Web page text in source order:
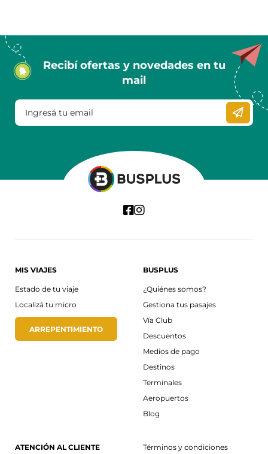
Recibí ofertas y novedades en tu
mail
MIS VIAJES
Estado de tu viaje
Localizá tu micro
ARREPENTIMIENTO
BUSPLUS
¿Quiénes somos?
Gestiona tus pasajes
Vía Club
Descuentos
Medios de pago
Destinos
Terminales
Aeropuertos
Blog
ATENCIÓN AL CLIENTE Términos y condiciones